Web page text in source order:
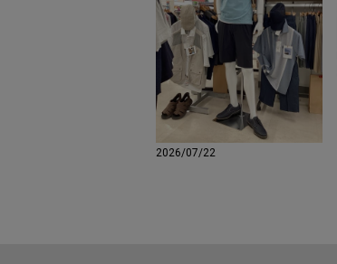
2026/07/22